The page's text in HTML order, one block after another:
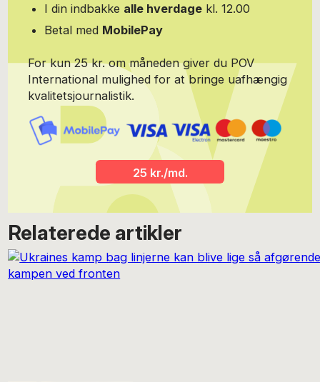
I din indbakke alle hverdage kl. 12.00
Betal med MobilePay
For kun 25 kr. om måneden giver du POV
International mulighed for at bringe uafhængig
kvalitetsjournalistik.
25 kr./md.
Relaterede artikler